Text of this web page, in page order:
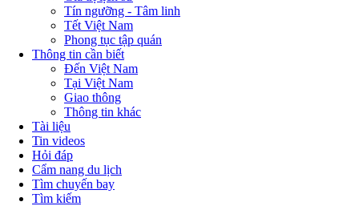
Tín ngưỡng - Tâm linh
Tết Việt Nam
Phong tục tập quán
Thông tin cần biết
Đến Việt Nam
Tại Việt Nam
Giao thông
Thông tin khác
Tài liệu
Tin videos
Hỏi đáp
Cẩm nang du lịch
Tìm chuyến bay
Tìm kiếm